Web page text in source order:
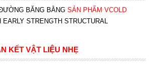
BĂNG BẰNG SẢN PHẨM VCOLD
STRENGTH STRUCTURAL
KẾT VẬT LIỆU NHẸ